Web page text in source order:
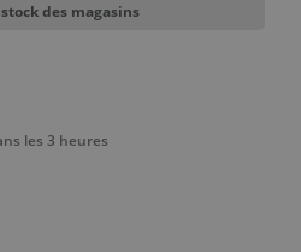
des magasins
les 3 heures